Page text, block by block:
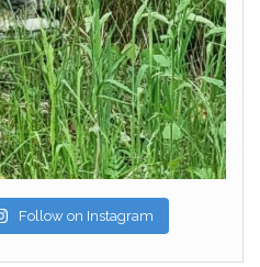
Follow on Instagram